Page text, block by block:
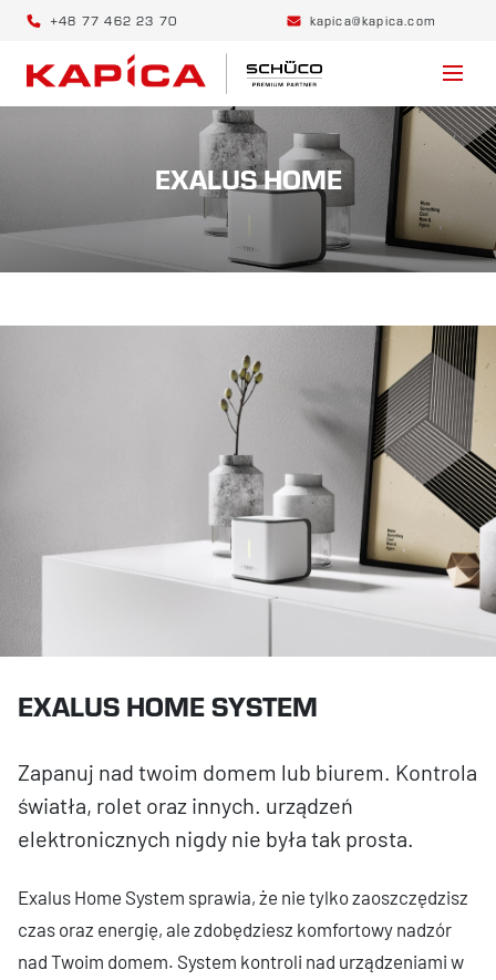
+48 77 462 23 70 kapica@kapica.com
EXALUS HOME
EXALUS HOME SYSTEM
Zapanuj nad twoim domem lub biurem. Kontrola
światła, rolet oraz innych. urządzeń
elektronicznych nigdy nie była tak prosta.
Exalus Home System sprawia, że nie tylko zaoszczędzisz
czas oraz energię, ale zdobędziesz komfortowy nadzór
nad Twoim domem. System kontroli nad urządzeniami w